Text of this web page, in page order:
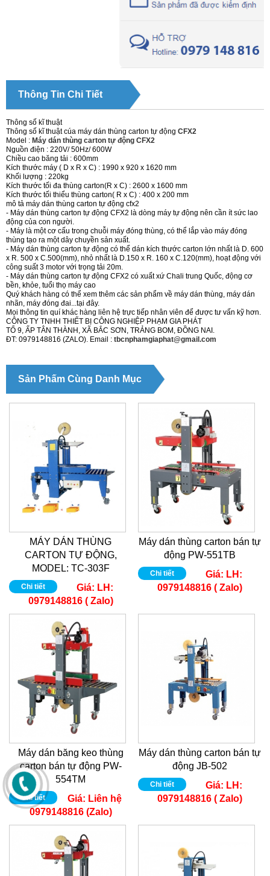
Thông Tin Chi Tiết
Thông số kĩ thuật
Thông số kĩ thuật cúa máy dán thùng carton tự động CFX2
Model : Máy dán thùng carton tự động CFX2
Nguồn điện : 220V/ 50Hz/ 600W
Chiều cao băng tải : 600mm
Kích thước máy ( D x R x C) : 1990 x 920 x 1620 mm
Khối lượng : 220kg
Kích thước tối đa thùng carton(R x C) : 2600 x 1600 mm
Kích thước tối thiểu thùng carton( R x C) : 400 x 200 mm
mô tả máy dán thùng carton tự động cfx2
- Máy dán thùng carton tự động CFX2 là dòng máy tự động nên cần ít sức lao
động của con người.
- Máy là một cơ cấu trong chuỗi máy đóng thùng, có thể lắp vào máy đóng
thùng tạo ra một dây chuyền sản xuất.
- Máy dán thùng carton tự động có thể dán kích thước carton lớn nhất là D. 600
x R. 500 x C.500(mm), nhỏ nhất là D.150 x R. 160 x C.120(mm), hoạt động với
công suất 3 motor với trọng tải 20m.
- Máy dán thùng carton tự động CFX2 có xuất xứ Chali trung Quốc, động cơ
bền, khỏe, tuổi thọ máy cao
Quý khách hàng có thể xem thêm các sản phẩm về máy dán thùng, máy dán
nhãn, máy đóng đai...tại đây.
Mọi thông tin quí khác hàng liên hệ trực tiếp nhân viên để được tư vấn kỹ hơn.
CÔNG TY TNHH THIẾT BỊ CÔNG NGHIỆP PHẠM GIA PHÁT
TỔ 9, ẤP TÂN THÀNH, XÃ BẮC SƠN, TRẢNG BOM, ĐỒNG NAI.
ĐT: 0979148816 (ZALO). Email : tbcnphamgiaphat@gmail.com
Sản Phẩm Cùng Danh Mục
MÁY DÁN THÙNG
CARTON TỰ ĐỘNG,
MODEL: TC-303F
Chi tiết Giá: LH:
0979148816 ( Zalo)
Máy dán thùng carton bán tự
động PW-551TB
Chi tiết Giá: LH:
0979148816 ( Zalo)
Máy dán băng keo thùng
carton bán tự động PW-
554TM
Chi tiết Giá: Liên hệ
0979148816 (Zalo)
Máy dán thùng carton bán tự
động JB-502
Chi tiết Giá: LH:
0979148816 ( Zalo)